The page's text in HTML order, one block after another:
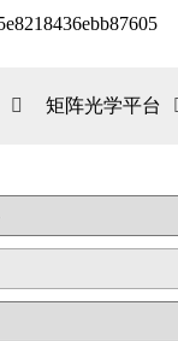
矩阵光学平台